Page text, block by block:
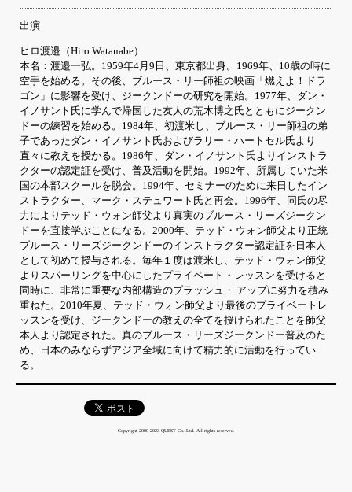
出演
ヒロ渡邉（Hiro Watanabe）
本名：渡邉一弘。1959年4月9日、東京都出身。1969年、10歳の時に
空手を始める。その後、ブルース・リー師祖の映画「燃えよ！ドラ
ゴン」に影響を受け、ジークンドーの研究を開始。1977年、ダン・
イノサント氏に学んで帰国した友人の荒木博之氏とともにジークン
ドーの練習を始める。1984年、初渡米し、ブルース・リー師祖の弟
子であったダン・イノサント氏およびラリー・ハートセル氏より
直々に教えを授かる。1986年、ダン・イノサント氏よりインストラ
クターの認定証を受け、普及活動を開始。1992年、所属していた米
国の本部スクールを脱会。1994年、セミナーのために来日したイン
ストラクター、マーク・ステュワート氏と再会。1996年、同氏の尽
力によりテッド・ウォン師父より真実のブルース・リーズジークン
ドーを直接学ぶことになる。2000年、テッド・ウォン師父より正統
ブルース・リーズジークンドーのインストラクター認定証を日本人
として初めて授与される。毎年１度は渡米し、テッド・ウォン師父
よりスパーリングを中心にしたプライベート・レッスンを受けると
同時に、非常に重要な内部構造のブラッシュ・ アップに努力を積み
重ねた。2010年夏、テッド・ウォン師父より最後のプライベートレ
ッスンを受け、ジークンドーの教えの全てを授けられたことを師父
本人より認定された。真のブルース・リーズジークンドー普及のた
め、日本のみならずアジア全域に向けて精力的に活動を行ってい
る。
Copyright 2000-2023 QUEST Co.,Ltd. All rights reserved.